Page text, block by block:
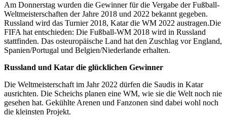
Am Donnerstag wurden die Gewinner für die Vergabe der Fußball-
Weltmeisterschaften der Jahre 2018 und 2022 bekannt gegeben.
Russland wird das Turnier 2018, Katar die WM 2022 austragen.Die
FIFA hat entschieden: Die Fußball-WM 2018 wird in Russland
stattfinden. Das osteuropäische Land hat den Zuschlag vor England,
Spanien/Portugal und Belgien/Niederlande erhalten.
Russland und Katar die glücklichen Gewinner
Die Weltmeisterschaft im Jahr 2022 dürfen die Saudis in Katar
ausrichten. Die Scheichs planen eine WM, wie sie die Welt noch nie
gesehen hat. Gekühlte Arenen und Fanzonen sind dabei wohl noch
die kleinsten Projekt.